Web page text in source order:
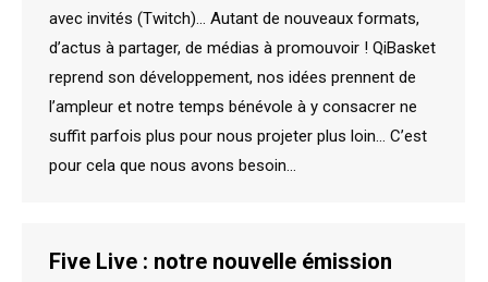
avec invités (Twitch)… Autant de nouveaux formats,
d’actus à partager, de médias à promouvoir ! QiBasket
reprend son développement, nos idées prennent de
l’ampleur et notre temps bénévole à y consacrer ne
suffit parfois plus pour nous projeter plus loin… C’est
pour cela que nous avons besoin…
Five Live : notre nouvelle émission